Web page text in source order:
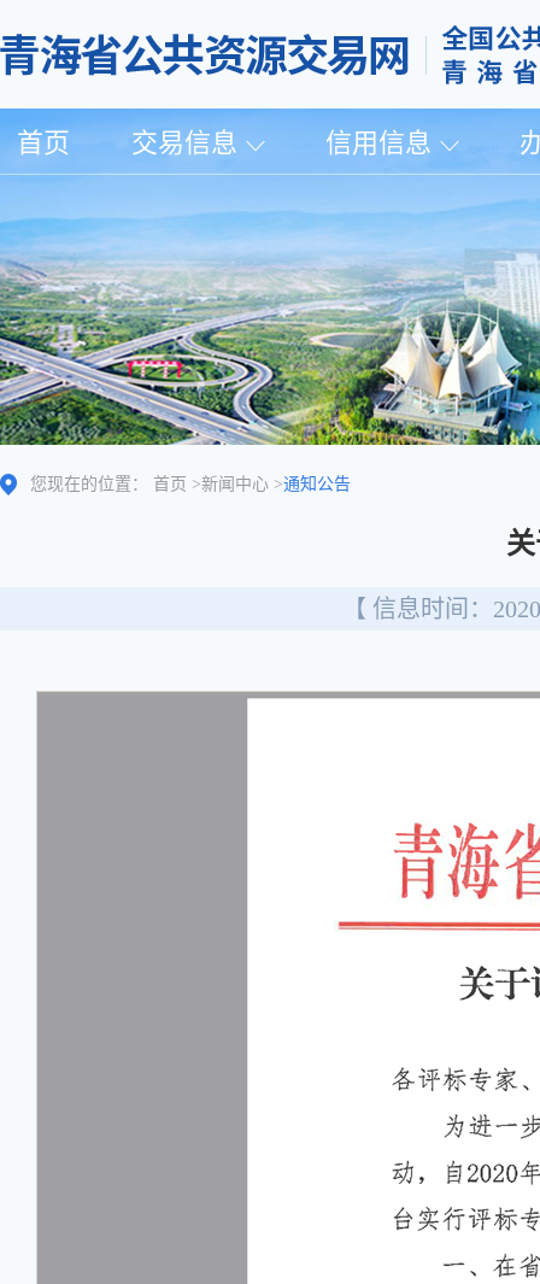
首页 交易信息 信用信息
您现在的位置： 首页 >新闻中心 >通知公告
【 信息时间：